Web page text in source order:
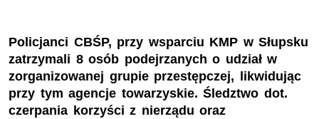
Policjanci CBŚP, przy wsparciu KMP w Słupsku
zatrzymali 8 osób podejrzanych o udział w
zorganizowanej grupie przestępczej, likwidując
przy tym agencje towarzyskie. Śledztwo dot.
czerpania korzyści z nierządu oraz